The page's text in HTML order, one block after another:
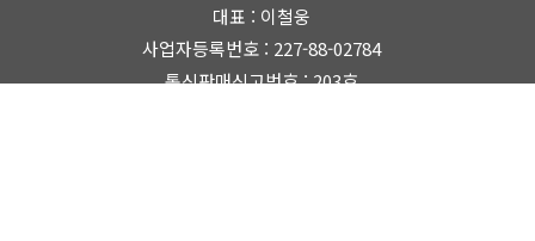
대표 : 이철웅
사업자등록번호 : 227-88-02784
통신판매신고번호 : 203호